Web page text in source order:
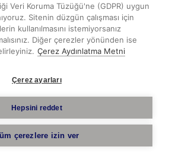
TAKIP EDIN
Sentez Medya Limited. Tüm hakları
saklıdır.
Veri Koruma Tüzüğü'ne (GDPR) uygun
Sitenin düzgün çalışması için
kullanılmasını istemiyorsanız
Diğer çerezler yönünden ise
Çerez Aydınlatma Metni
Çerez ayarları
Hepsini reddet
çerezlere izin ver